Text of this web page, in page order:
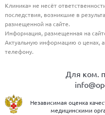
Клиника» не несёт
последствия, возникшие в
размещенной на сайте.
Информация, размещенная на
Актуальную информацию о ценах,
телефону.
Для ком.
Независимая оценка
медицинскими